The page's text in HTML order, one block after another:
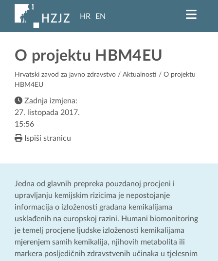
HR EN
O projektu HBM4EU
Hrvatski zavod za javno zdravstvo / Aktualnosti / O projektu
HBM4EU
Zadnja izmjena:
27. listopada 2017.
15:56
Ispiši stranicu
Jedna od glavnih prepreka pouzdanoj procjeni i
upravljanju kemijskim rizicima je nepostojanje
informacija o izloženosti građana kemikalijama
usklađenih na europskoj razini. Humani biomonitoring
je temelj procjene ljudske izloženosti kemikalijama
mjerenjem samih kemikalija, njihovih metabolita ili
markera posljedičnih zdravstvenih učinaka u tjelesnim